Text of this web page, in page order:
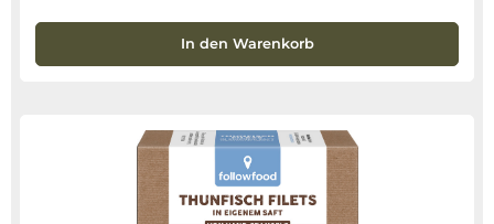
In den Warenkorb